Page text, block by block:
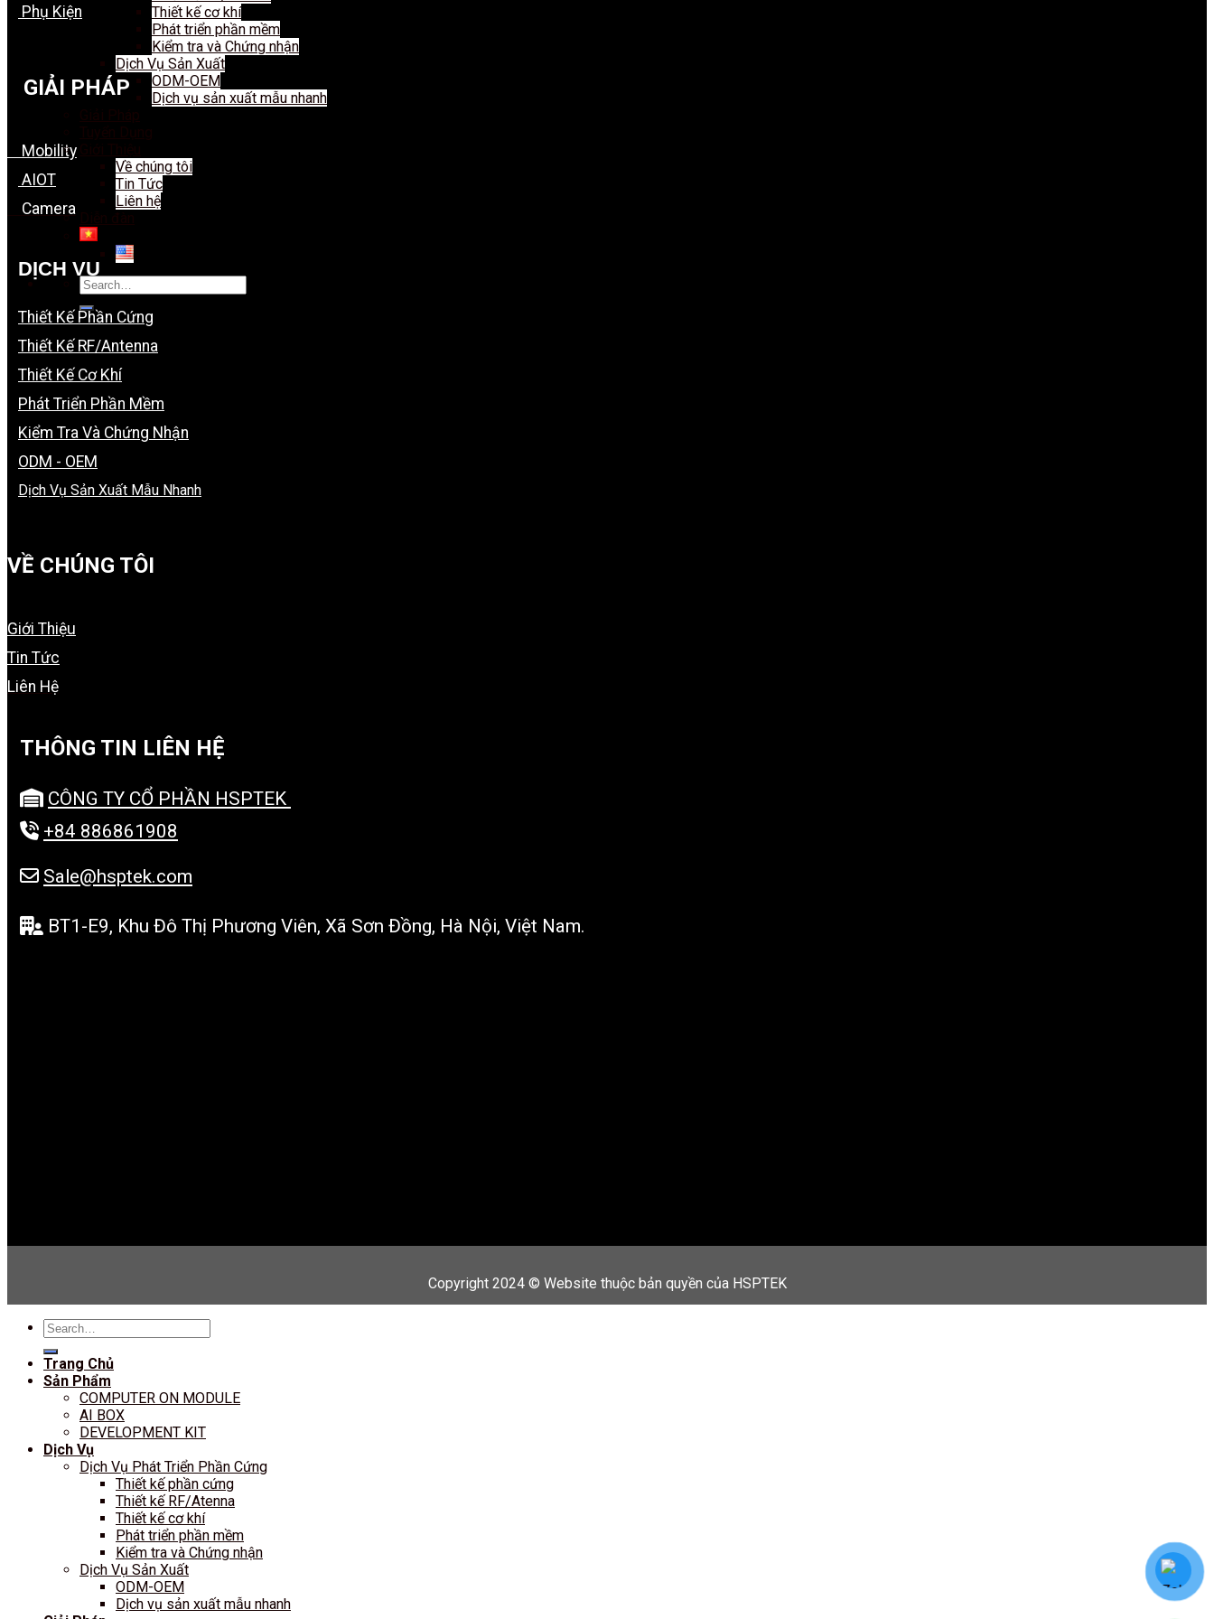
Thiết kế cơ khí
Phát triển phần mềm
Kiểm tra và Chứng nhận
Dịch Vụ Sản Xuất
ODM-OEM
Dịch vụ sản xuất mẫu nhanh
Về chúng tôi
Tin Tức
Liên hệ
Search
for:
Phụ Kiện
GIẢI PHÁP
Mobility
AIOT
Camera
DỊCH VỤ
Thiết Kế Phần Cứng
Thiết Kế RF/Antenna
Thiết Kế Cơ Khí
Phát Triển Phần Mềm
Kiểm Tra Và Chứng Nhận
ODM - OEM
Dịch Vụ Sản Xuất Mẫu Nhanh
VỀ CHÚNG TÔI
Giới Thiệu
Tin Tức
Liên Hệ
THÔNG TIN LIÊN HỆ
CÔNG TY CỔ PHẦN HSPTEK
+84 886861908
Sale@hsptek.com
BT1-E9, Khu Đô Thị Phương Viên, Xã Sơn Đồng, Hà Nội, Việt Nam.
Copyright 2024 © Website thuộc bản quyền của HSPTEK
Search
for:
Trang Chủ
Sản Phẩm
COMPUTER ON MODULE
AI BOX
DEVELOPMENT KIT
Dịch Vụ
Dịch Vụ Phát Triển Phần Cứng
Thiết kế phần cứng
Thiết kế RF/Atenna
Thiết kế cơ khí
Phát triển phần mềm
Kiểm tra và Chứng nhận
Dịch Vụ Sản Xuất
ODM-OEM
Dịch vụ sản xuất mẫu nhanh